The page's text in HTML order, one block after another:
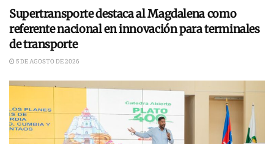
Supertransporte destaca al Magdalena como
referente nacional en innovación para terminales
de transporte
5 DE AGOSTO DE 2026